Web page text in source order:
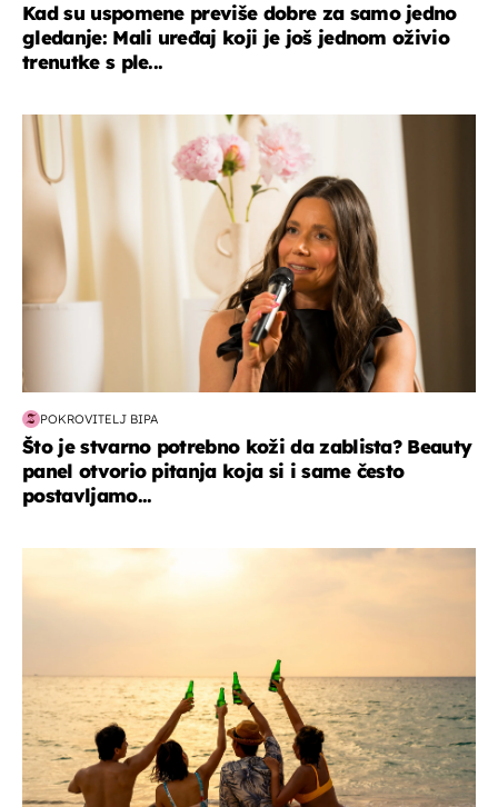
Kad su uspomene previše dobre za samo jedno
gledanje: Mali uređaj koji je još jednom oživio
trenutke s ple...
moda & ljepota
POKROVITELJ BIPA
Što je stvarno potrebno koži da zablista? Beauty
panel otvorio pitanja koja si i same često
postavljamo...